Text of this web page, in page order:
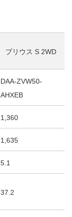
プリウス S 2WD
DAA-ZVW50-
AHXEB
1,360
1,635
5.1
37.2